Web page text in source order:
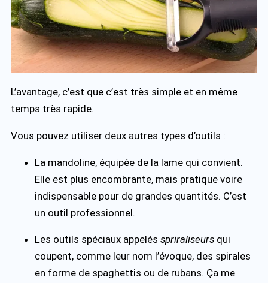
L’avantage, c’est que c’est très simple et en même
temps très rapide.
Vous pouvez utiliser deux autres types d’outils :
La mandoline, équipée de la lame qui convient.
Elle est plus encombrante, mais pratique voire
indispensable pour de grandes quantités. C’est
un outil professionnel.
Les outils spéciaux appelés spriraliseursqui
coupent, comme leur nom l’évoque, des spirales
en forme de spaghettis ou de rubans. Ça me